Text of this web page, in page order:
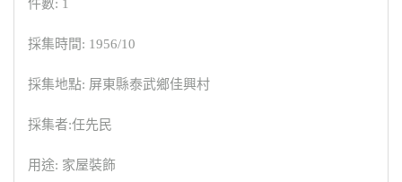
件數: 1
採集時間: 1956/10
採集地點: 屏東縣泰武鄉佳興村
採集者:任先民
用途: 家屋裝飾